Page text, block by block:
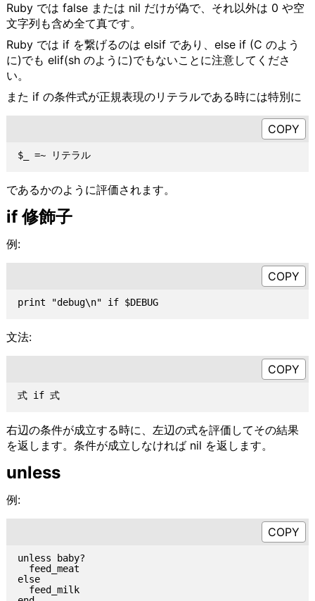
Ruby では false または nil だけが偽で、それ以外は 0 や空
文字列も含め全て真です。
Ruby では if を繋げるのは elsif であり、else if (C のよう
に)でも elif(sh のように)でもないことに注意してくださ
い。
また if の条件式が正規表現のリテラルである時には特別に
$_ =~ リテラル
であるかのように評価されます。
if 修飾子
例:
print "debug\n" if $DEBUG
文法:
式 if 式
右辺の条件が成立する時に、左辺の式を評価してその結果
を返します。条件が成立しなければ nil を返します。
unless
例:
unless baby?
  feed_meat
else
  feed_milk